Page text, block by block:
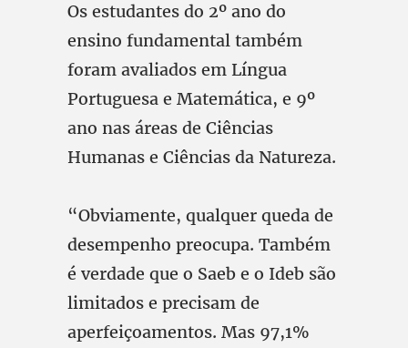
Os estudantes do 2º ano do
ensino fundamental também
foram avaliados em Língua
Portuguesa e Matemática, e 9º
ano nas áreas de Ciências
Humanas e Ciências da Natureza.
“Obviamente, qualquer queda de
desempenho preocupa. Também
é verdade que o Saeb e o Ideb são
limitados e precisam de
aperfeiçoamentos. Mas 97,1%